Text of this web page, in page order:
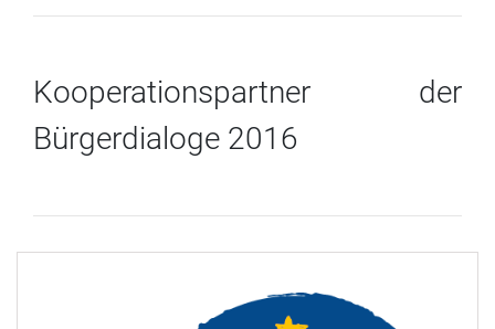
Kooperationspartner der
Bürgerdialoge 2016